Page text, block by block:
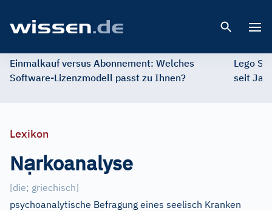
Einmalkauf versus Abonnement: Welches
Software-Lizenzmodell passt zu Ihnen?
Lego
seit
Lexikon
Nạrkoanalyse
[die; griechisch]
psychoanalytische Befragung eines seelisch Kranken